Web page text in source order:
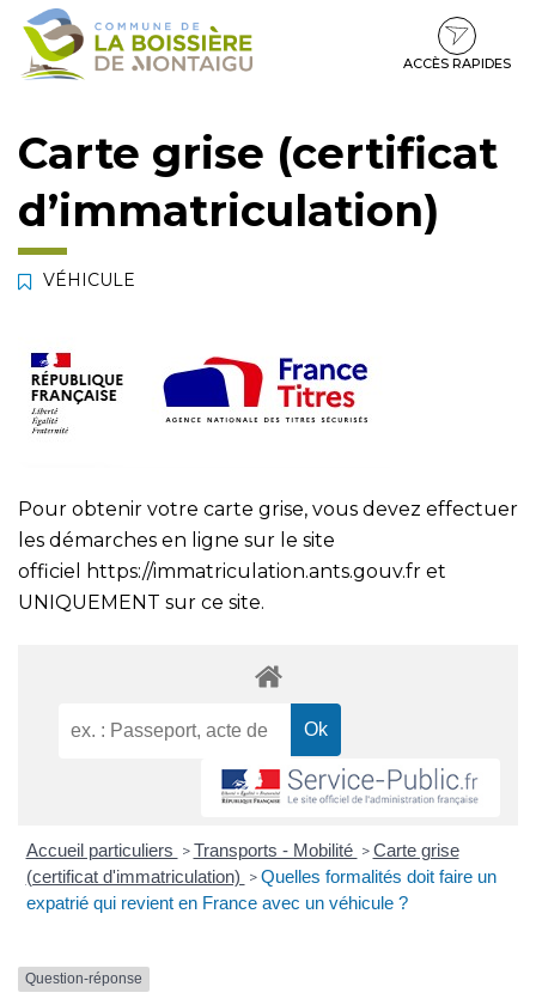
Gestion des traceurs
Aller
Aller
contenu
Aller
pied
ACCÈS RAPIDES
Carte grise (certificat
d’immatriculation)
VÉHICULE
Pour obtenir votre carte grise, vous devez effectuer
les démarches en ligne sur le site
officiel
https://immatriculation.ants.gouv.fr et
UNIQUEMENT sur ce site.
Accueil particuliers > Transports - Mobilité > Carte grise
(certificat d'immatriculation) > Quelles formalités doit faire un
expatrié qui revient en France avec un véhicule ?
Question-réponse